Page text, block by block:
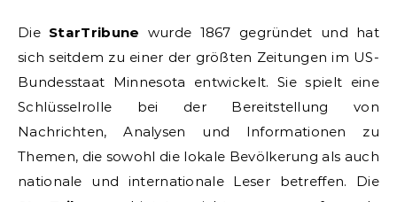
Die StarTribune wurde 1867 gegründet und hat
sich seitdem zu einer der größten Zeitungen im US-
Bundesstaat Minnesota entwickelt. Sie spielt eine
Schlüsselrolle bei der Bereitstellung von
Nachrichten, Analysen und Informationen zu
Themen, die sowohl die lokale Bevölkerung als auch
nationale und internationale Leser betreffen. Die